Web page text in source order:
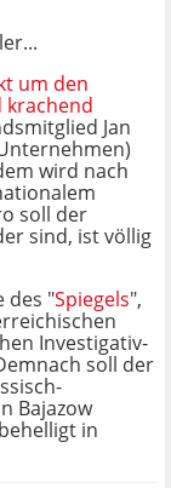
um den
krachend
Jan
wird nach
soll der
sind, ist völlig
des "Spiegels",
Investigativ-
soll der
Bajazow
in